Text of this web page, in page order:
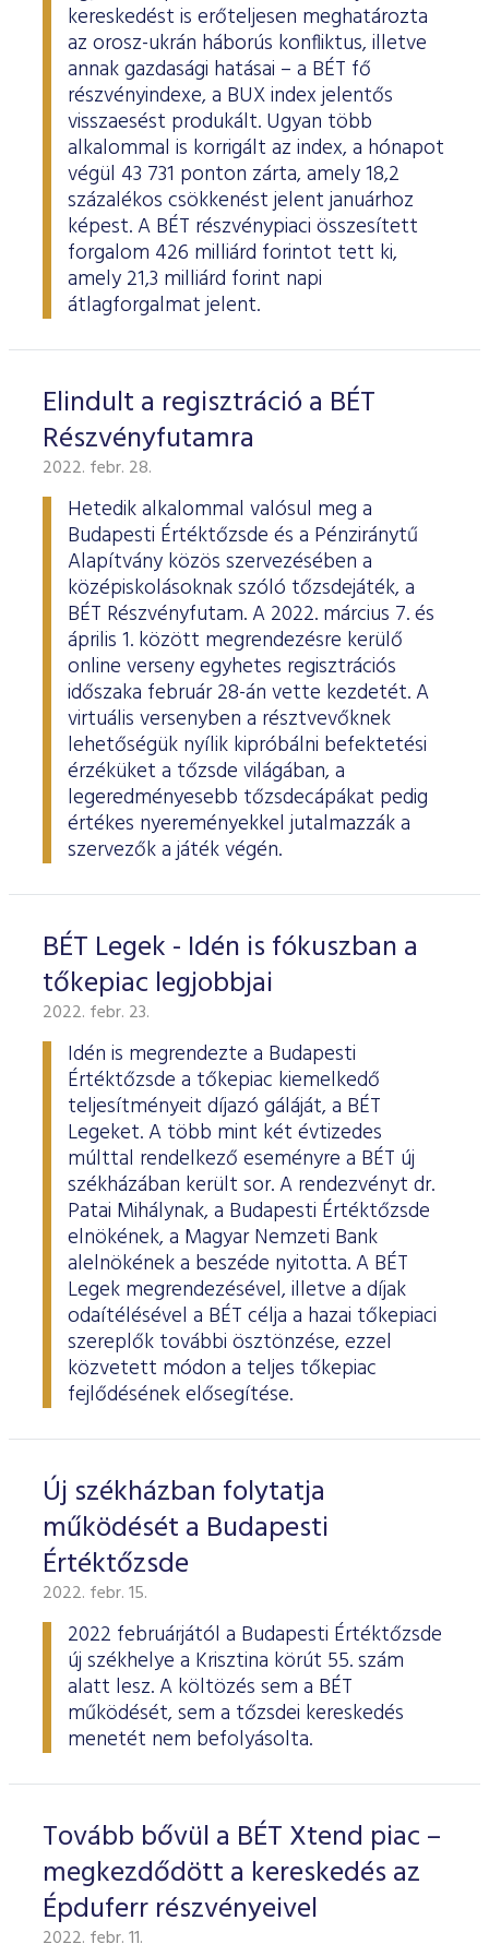
ESG Útmutató
kereskedést is erőteljesen meghatározta
az orosz-ukrán háborús konfliktus, illetve
annak gazdasági hatásai – a BÉT fő
részvényindexe, a BUX index jelentős
visszaesést produkált. Ugyan több
alkalommal is korrigált az index, a hónapot
végül 43 731 ponton zárta, amely 18,2
százalékos csökkenést jelent januárhoz
képest. A BÉT részvénypiaci összesített
forgalom 426 milliárd forintot tett ki,
amely 21,3 milliárd forint napi
átlagforgalmat jelent.
Elindult a regisztráció a BÉT
Részvényfutamra
2022. febr. 28.
Hetedik alkalommal valósul meg a
Budapesti Értéktőzsde és a Pénziránytű
Alapítvány közös szervezésében a
középiskolásoknak szóló tőzsdejáték, a
BÉT Részvényfutam. A 2022. március 7. és
április 1. között megrendezésre kerülő
online verseny egyhetes regisztrációs
időszaka február 28-án vette kezdetét. A
virtuális versenyben a résztvevőknek
lehetőségük nyílik kipróbálni befektetési
érzéküket a tőzsde világában, a
legeredményesebb tőzsdecápákat pedig
értékes nyereményekkel jutalmazzák a
szervezők a játék végén.
BÉT Legek - Idén is fókuszban a
tőkepiac legjobbjai
2022. febr. 23.
Idén is megrendezte a Budapesti
Értéktőzsde a tőkepiac kiemelkedő
teljesítményeit díjazó gáláját, a BÉT
Legeket. A több mint két évtizedes
múlttal rendelkező eseményre a BÉT új
székházában került sor. A rendezvényt dr.
Patai Mihálynak, a Budapesti Értéktőzsde
elnökének, a Magyar Nemzeti Bank
alelnökének a beszéde nyitotta. A BÉT
Legek megrendezésével, illetve a díjak
odaítélésével a BÉT célja a hazai tőkepiaci
szereplők további ösztönzése, ezzel
közvetett módon a teljes tőkepiac
fejlődésének elősegítése.
Új székházban folytatja
működését a Budapesti
Értéktőzsde
2022. febr. 15.
2022 februárjától a Budapesti Értéktőzsde
új székhelye a Krisztina körút 55. szám
alatt lesz. A költözés sem a BÉT
működését, sem a tőzsdei kereskedés
menetét nem befolyásolta.
Tovább bővül a BÉT Xtend piac –
megkezdődött a kereskedés az
Épduferr részvényeivel
2022. febr. 11.